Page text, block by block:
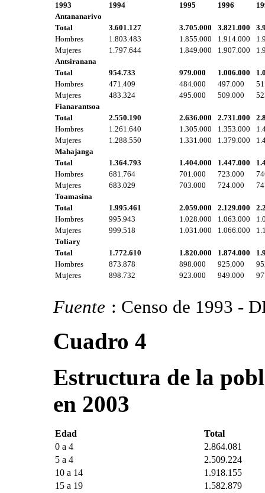
1993
1994 1995 1996
Antananarivo
Total
3.601.127 3.705.000 3.821.000
Hombres
1.803.483 1.855.000 1.914.000
Mujeres
1.797.644 1.849.000 1.907.000
Antsiranana
Total
954.733 979.000 1.006.000
Hombres
471.409 484.000 497.000
Mujeres
483.324 495.000 509.000
Fianarantsoa
Total
2.550.190 2.636.000 2.731.000
Hombres
1.261.640 1.305.000 1.353.000
Mujeres
1.288.550 1.331.000 1.379.000
Mahajanga
Total
1.364.793 1.404.000 1.447.000
Hombres
681.764 701.000 723.000
Mujeres
683.029 703.000 724.000
Toamasina
Total
1.995.461 2.059.000 2.129.000
Hombres
995.943 1.028.000 1.063.000
Mujeres
999.518 1.031.000 1.066.000
Toliary
Total
1.772.610 1.820.000 1.874.000
Hombres
873.878 898.000 925.000
Mujeres
898.732 923.000 949.000
Fuente : Censo de 1993 -
Cuadro 4
Estructura de la
en 2003
Edad
Total
0 a 4
2.864.081
5 a 4
2.509.224
10 a 14
1.918.155
15 a 19
1.582.879